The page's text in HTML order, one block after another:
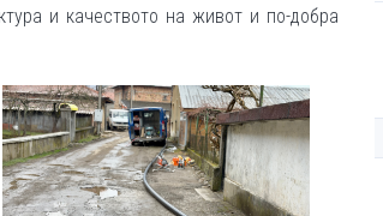
и качеството на живот и по-добра